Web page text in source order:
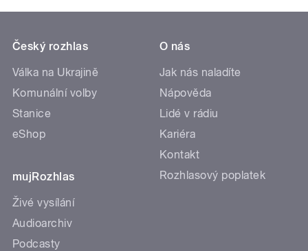
Český rozhlas
Válka na Ukrajině
Komunální volby
Stanice
eShop
mujRozhlas
Živé vysílání
Audioarchiv
Podcasty
O nás
Jak nás naladíte
Nápověda
Lidé v rádiu
Kariéra
Kontakt
Rozhlasový poplatek